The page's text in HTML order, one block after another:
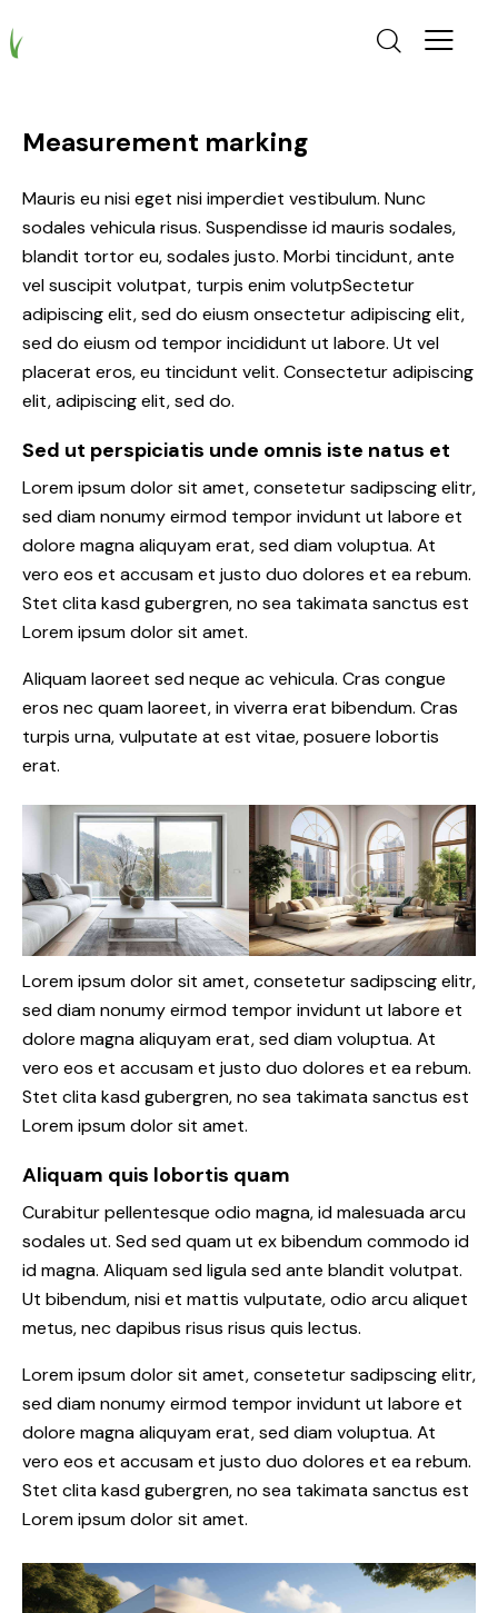
Measurement marking
Mauris eu nisi eget nisi imperdiet vestibulum. Nunc
sodales vehicula risus. Suspendisse id mauris sodales,
blandit tortor eu, sodales justo. Morbi tincidunt, ante
vel suscipit volutpat, turpis enim volutpSectetur
adipiscing elit, sed do eiusm onsectetur adipiscing elit,
sed do eiusm od tempor incididunt ut labore. Ut vel
placerat eros, eu tincidunt velit. Consectetur adipiscing
elit, adipiscing elit, sed do.
Sed ut perspiciatis unde omnis iste natus et
Lorem ipsum dolor sit amet, consetetur sadipscing elitr,
sed diam nonumy eirmod tempor invidunt ut labore et
dolore magna aliquyam erat, sed diam voluptua. At
vero eos et accusam et justo duo dolores et ea rebum.
Stet clita kasd gubergren, no sea takimata sanctus est
Lorem ipsum dolor sit amet.
Aliquam laoreet sed neque ac vehicula. Cras congue
eros nec quam laoreet, in viverra erat bibendum. Cras
turpis urna, vulputate at est vitae, posuere lobortis
erat.
Lorem ipsum dolor sit amet, consetetur sadipscing elitr,
sed diam nonumy eirmod tempor invidunt ut labore et
dolore magna aliquyam erat, sed diam voluptua. At
vero eos et accusam et justo duo dolores et ea rebum.
Stet clita kasd gubergren, no sea takimata sanctus est
Lorem ipsum dolor sit amet.
Aliquam quis lobortis quam
Curabitur pellentesque odio magna, id malesuada arcu
sodales ut. Sed sed quam ut ex bibendum commodo id
id magna. Aliquam sed ligula sed ante blandit volutpat.
Ut bibendum, nisi et mattis vulputate, odio arcu aliquet
metus, nec dapibus risus risus quis lectus.
Lorem ipsum dolor sit amet, consetetur sadipscing elitr,
sed diam nonumy eirmod tempor invidunt ut labore et
dolore magna aliquyam erat, sed diam voluptua. At
vero eos et accusam et justo duo dolores et ea rebum.
Stet clita kasd gubergren, no sea takimata sanctus est
Lorem ipsum dolor sit amet.